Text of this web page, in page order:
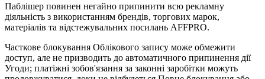
Паблішер повинен негайно припинити всю рекламну
діяльність з використанням брендів, торгових марок,
матеріалів та відстежувальних посилань AFFPRO.
Часткове блокування Облікового запису може обмежити
доступ, але не призводить до автоматичного припинення дії
Угоди; платіжні зобов'язання за законні заробітки можуть